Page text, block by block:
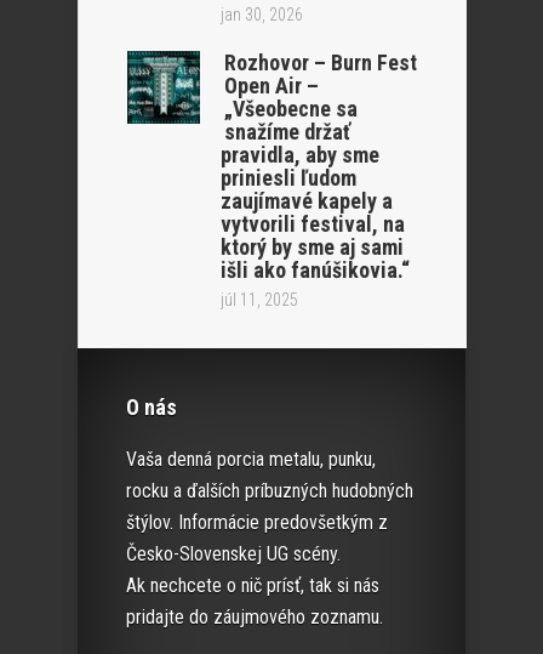
jan 30, 2026
Rozhovor – Burn Fest
Open Air –
„Všeobecne sa
snažíme držať
pravidla, aby sme
priniesli ľudom
zaujímavé kapely a
vytvorili festival, na
ktorý by sme aj sami
išli ako fanúšikovia.“
júl 11, 2025
O nás
Vaša denná porcia metalu, punku,
rocku a ďalších príbuzných hudobných
štýlov. Informácie predovšetkým z
Česko-Slovenskej UG scény.
Ak nechcete o nič prísť, tak si nás
pridajte do záujmového zoznamu.